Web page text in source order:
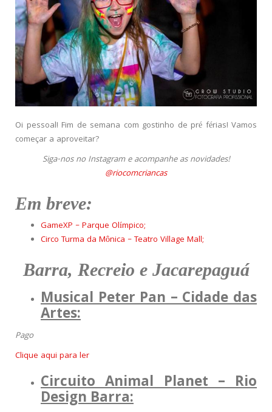
Oi pessoal! Fim de semana com gostinho de pré férias! Vamos
começar a aproveitar?
Siga-nos no Instagram e acompanhe as novidades!
@riocomcriancas
Em breve:
GameXP – Parque Olímpico;
Circo Turma da Mônica – Teatro Village Mall;
Barra, Recreio e Jacarepaguá
Musical Peter Pan – Cidade das
Artes:
Pago
Clique aqui para ler
Circuito Animal Planet – Rio
Design Barra: